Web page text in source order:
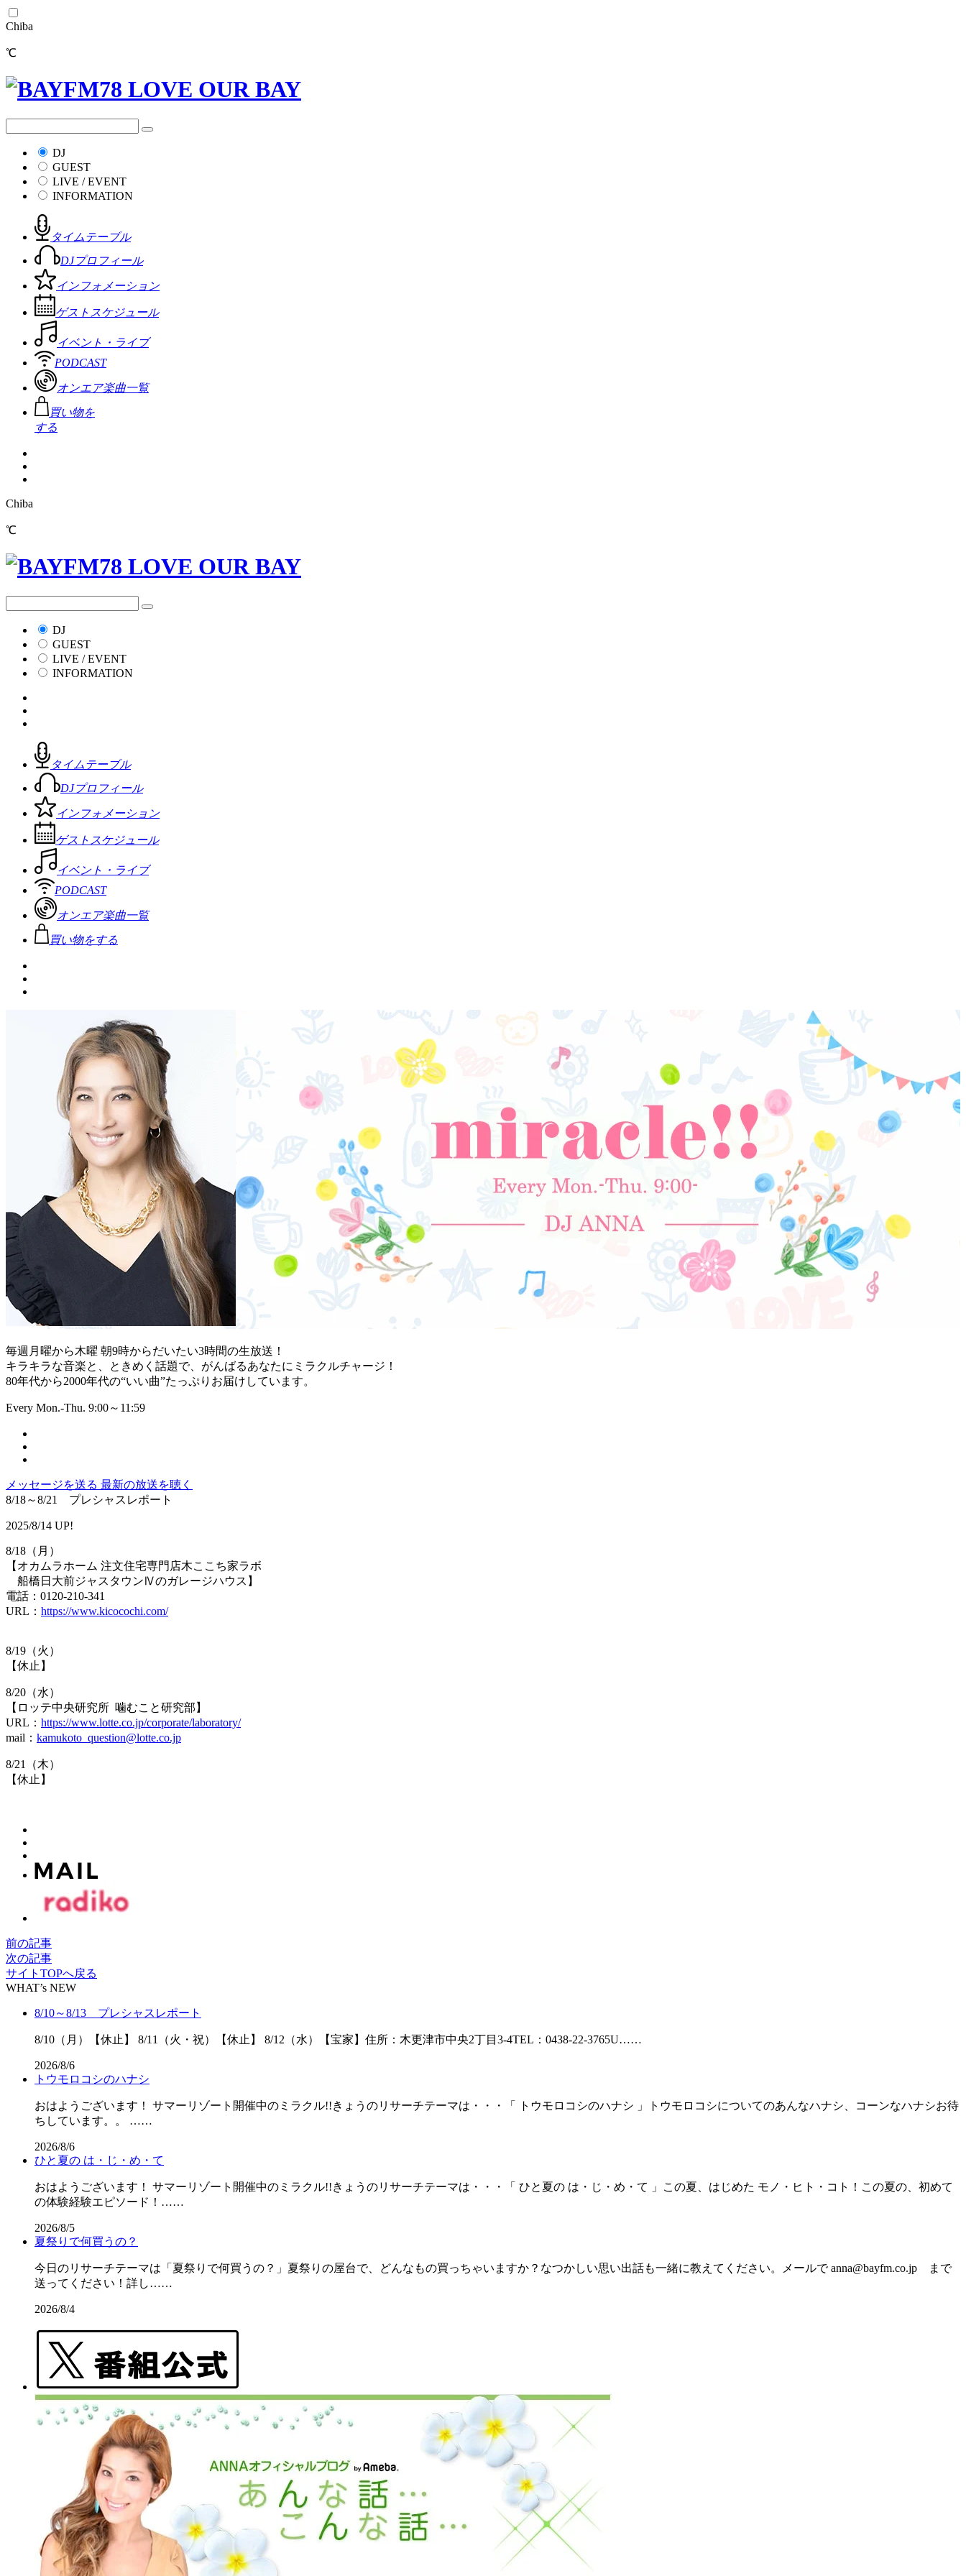
Chiba
℃
DJ
GUEST
LIVE / EVENT
INFORMATION
タイムテーブル
DJプロフィール
インフォメーション
ゲストスケジュール
イベント・ライブ
PODCAST
オンエア楽曲一覧
買い物を
する
Chiba
℃
DJ
GUEST
LIVE / EVENT
INFORMATION
タイムテーブル
DJプロフィール
インフォメーション
ゲストスケジュール
イベント・ライブ
PODCAST
オンエア楽曲一覧
買い物をする
毎週月曜から木曜 朝9時からだいたい3時間の生放送！
キラキラな音楽と、ときめく話題で、がんばるあなたにミラクルチャージ！
80年代から2000年代の“いい曲”たっぷりお届けしています。
Every Mon.-Thu. 9:00～11:59
メッセージを送る 最新の放送を聴く
8/18～8/21 プレシャスレポート
2025/8/14 UP!
8/18（月）
【オカムラホーム 注文住宅専門店木ここち家ラボ
船橋日大前ジャスタウンⅣのガレージハウス】
電話：0120-210-341
URL： https://www.kicocochi.com/
8/19（火）
【休止】
8/20（水）
【ロッテ中央研究所 噛むこと研究部】
URL：​ https://www.lotte.co.jp/corporate/laboratory/
mail： kamukoto_question@lotte.co.jp
8/21（木）
【休止】
前の記事
次の記事
サイトTOPへ戻る
WHAT’s NEW
8/10～8/13 プレシャスレポート
8/10（月）【休止】 8/11（火・祝）【休止】 8/12（水）【宝家】住所：木更津市中央2丁目3-4TEL：0438-22-3765U……
2026/8/6
トウモロコシのハナシ
おはようございます！ サマーリゾート開催中のミラクル!!きょうのリサーチテーマは・・・「 トウモロコシのハナシ 」トウモロコシについてのあんなハナシ、コーンなハナシお待
ちしています。。 ……
2026/8/6
ひと夏の は・じ・め・て
おはようございます！ サマーリゾート開催中のミラクル!!きょうのリサーチテーマは・・・「 ひと夏の は・じ・め・て 」この夏、はじめた モノ・ヒト・コト！この夏の、初めて
の体験経験エピソード！……
2026/8/5
夏祭りで何買うの？
今日のリサーチテーマは「夏祭りで何買うの？」夏祭りの屋台で、どんなもの買っちゃいますか？なつかしい思い出話も一緒に教えてください。メールで anna@bayfm.co.jp まで
送ってください！詳し……
2026/8/4